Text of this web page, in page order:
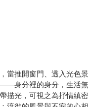
推開窗門、透入光
身分裡的身分，生活
光，可視之為抒情